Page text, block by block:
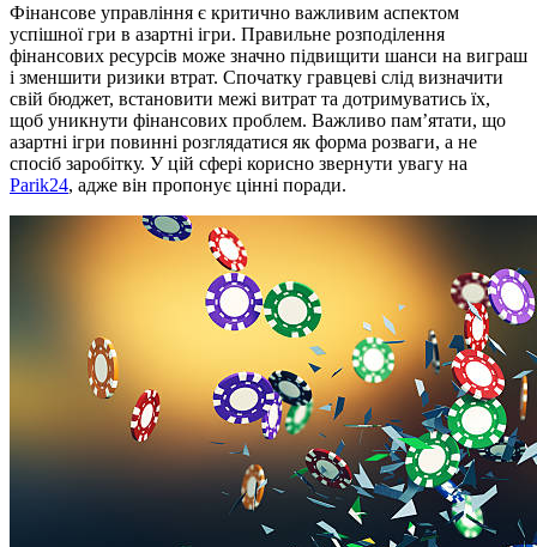
Фінансове управління є критично важливим аспектом
успішної гри в азартні ігри. Правильне розподілення
фінансових ресурсів може значно підвищити шанси на виграш
і зменшити ризики втрат. Спочатку гравцеві слід визначити
свій бюджет, встановити межі витрат та дотримуватись їх,
щоб уникнути фінансових проблем. Важливо пам’ятати, що
азартні ігри повинні розглядатися як форма розваги, а не
спосіб заробітку. У цій сфері корисно звернути увагу на
Parik24, адже він пропонує цінні поради.